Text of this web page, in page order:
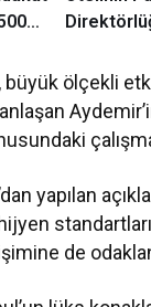
ölçekli
yapılan
de